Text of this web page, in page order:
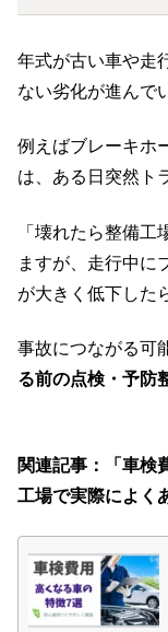
年式が古い車や走
ない劣化が進んで
例えばブレーキホ
は、ある日突然ト
「壊れたら整備
ますが、走行中に
が大きく低下した
事故につながる可
る前の点検・予防
関連記事：「車検
工場で実際によく